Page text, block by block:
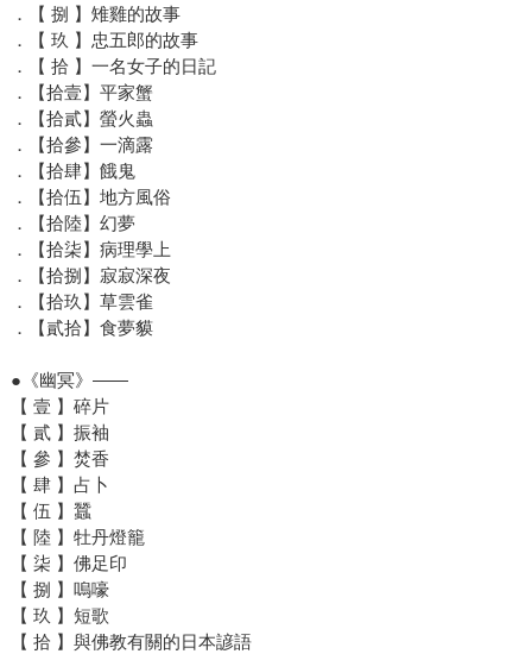
．【 捌 】雉雞的故事
．【 玖 】忠五郎的故事
．【 拾 】一名女子的日記
．【拾壹】平家蟹
．【拾貳】螢火蟲
．【拾參】一滴露
．【拾肆】餓鬼
．【拾伍】地方風俗
．【拾陸】幻夢
．【拾柒】病理學上
．【拾捌】寂寂深夜
．【拾玖】草雲雀
．【貳拾】食夢貘
●《幽冥》——
【 壹 】碎片
【 貳 】振袖
【 參 】焚香
【 肆 】占卜
【 伍 】蠶
【 陸 】牡丹燈籠
【 柒 】佛足印
【 捌 】嗚嚎
【 玖 】短歌
【 拾 】與佛教有關的日本諺語